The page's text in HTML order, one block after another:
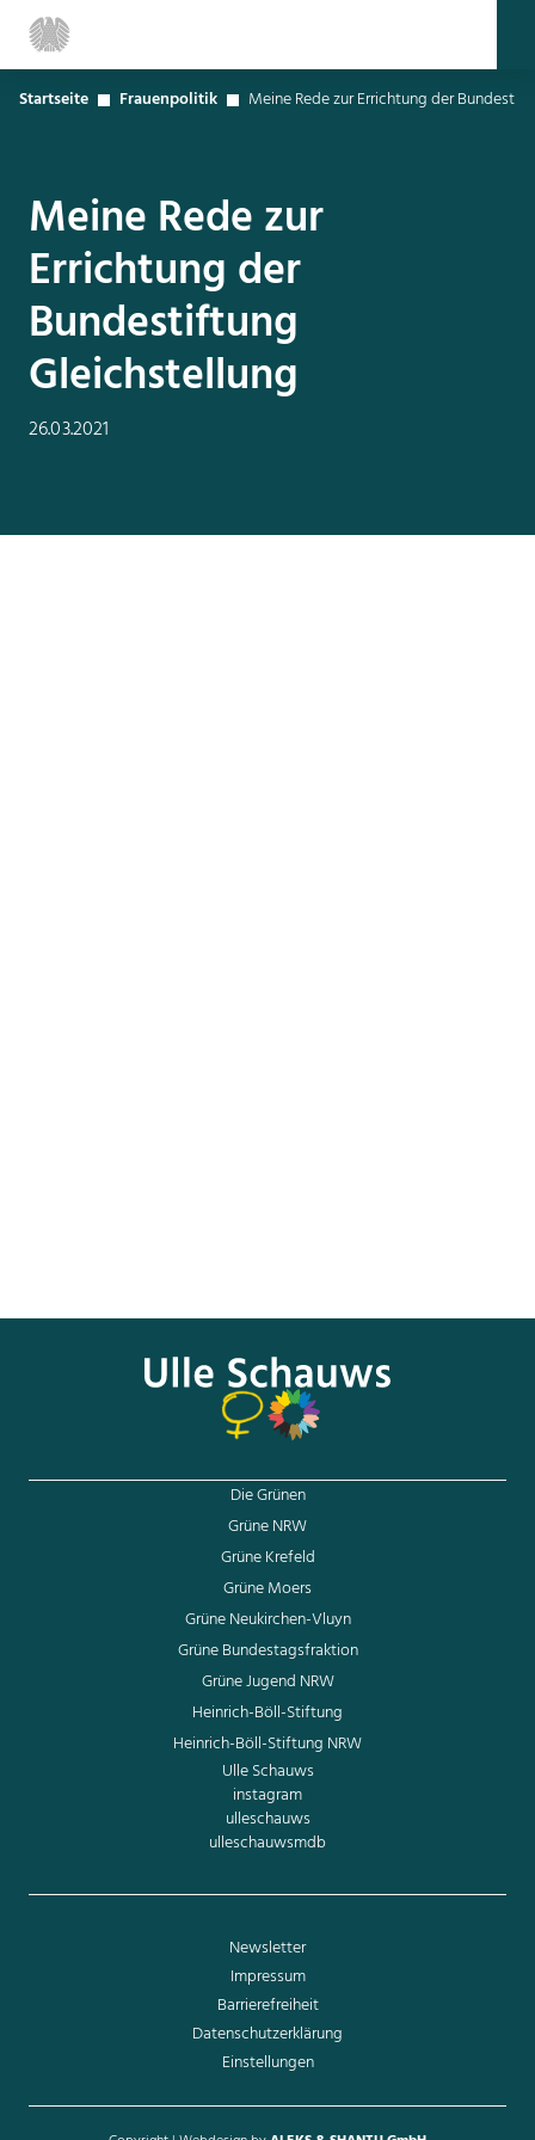
Startseite Frauenpolitik Meine Rede zur Errichtung der
Meine Rede zur
Errichtung der
Bundestiftung
Gleichstellung
26.03.2021
Ulle Schauws im Plenum des Deutschen Bundestags
Die Grünen
Grüne NRW
Grüne Krefeld
Grüne Moers
Grüne Neukirchen-Vluyn
Grüne Bundestagsfraktion
Grüne Jugend NRW
Heinrich-Böll-Stiftung
Heinrich-Böll-Stiftung NRW
Ulle Schauws
instagram
ulleschauws
ulleschauwsmdb
Newsletter
Impressum
Barrierefreiheit
Datenschutzerklärung
Einstellungen